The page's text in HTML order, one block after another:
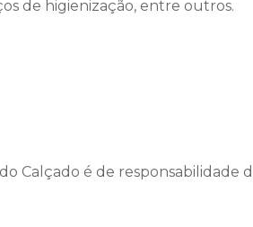
de higienização, entre outros.
Calçado é de responsabilidade